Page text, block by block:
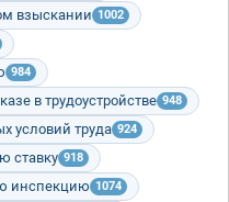
взыскании 1002
984
в трудоустройстве 948
условий труда 924
ставку 918
инспекцию 1074